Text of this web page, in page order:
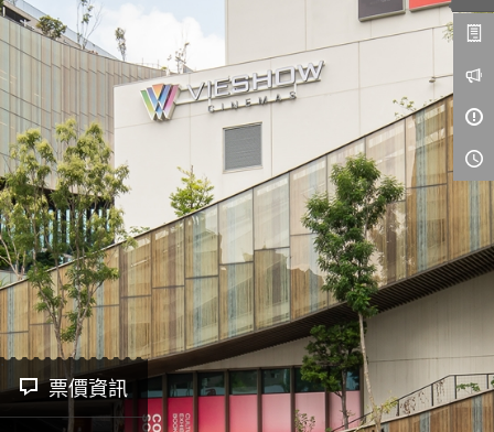
票價資訊
4DX
VR 演唱會
GOLD CLASS
AD口述影像
LIVE演唱會
影城公告
影城活動
中獎名單
合作夥伴